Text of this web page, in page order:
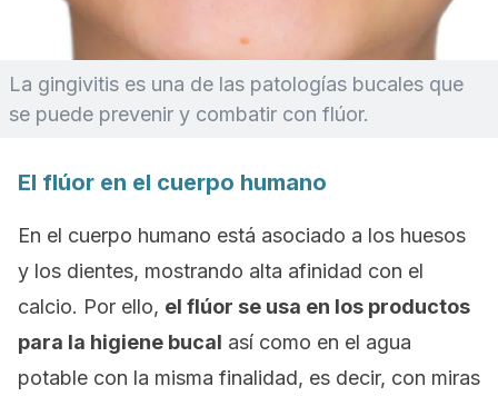
La gingivitis es una de las patologías bucales que
se puede prevenir y combatir con flúor.
El flúor en el cuerpo humano
En el cuerpo humano está asociado a los huesos
y los dientes, mostrando alta afinidad con el
calcio. Por ello, el flúor se usa en los productos
para la higiene bucal así como en el agua
potable con la misma finalidad, es decir, con miras